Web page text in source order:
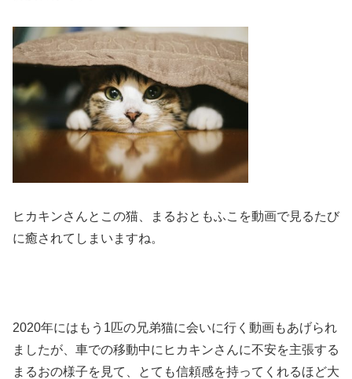
ヒカキンさんとこの猫、まるおともふこを動画で見るたび
に癒されてしまいますね。
2020年にはもう1匹の兄弟猫に会いに行く動画もあげられ
ましたが、車での移動中にヒカキンさんに不安を主張する
まるおの様子を見て、とても信頼感を持ってくれるほど大